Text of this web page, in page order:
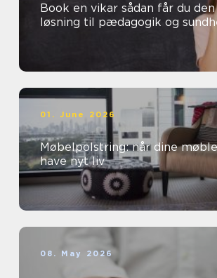
Book en vikar sådan får du den bedste
løsning til pædagogik og
01. June 2026
Møbelpolstring: når dine
have nyt liv
08. May 2026